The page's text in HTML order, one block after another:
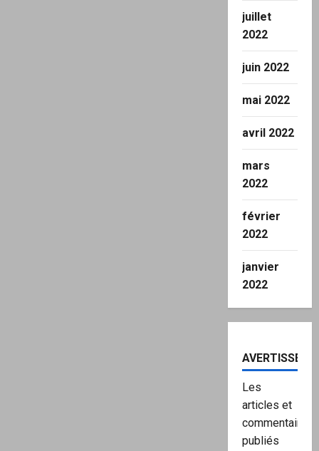
juillet
2022
juin 2022
mai 2022
avril 2022
mars
2022
février
2022
janvier
2022
Les
articles et
commentaires
publiés